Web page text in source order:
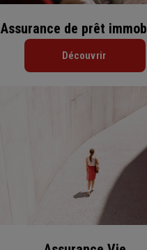
Assurance de prêt
Découvrir